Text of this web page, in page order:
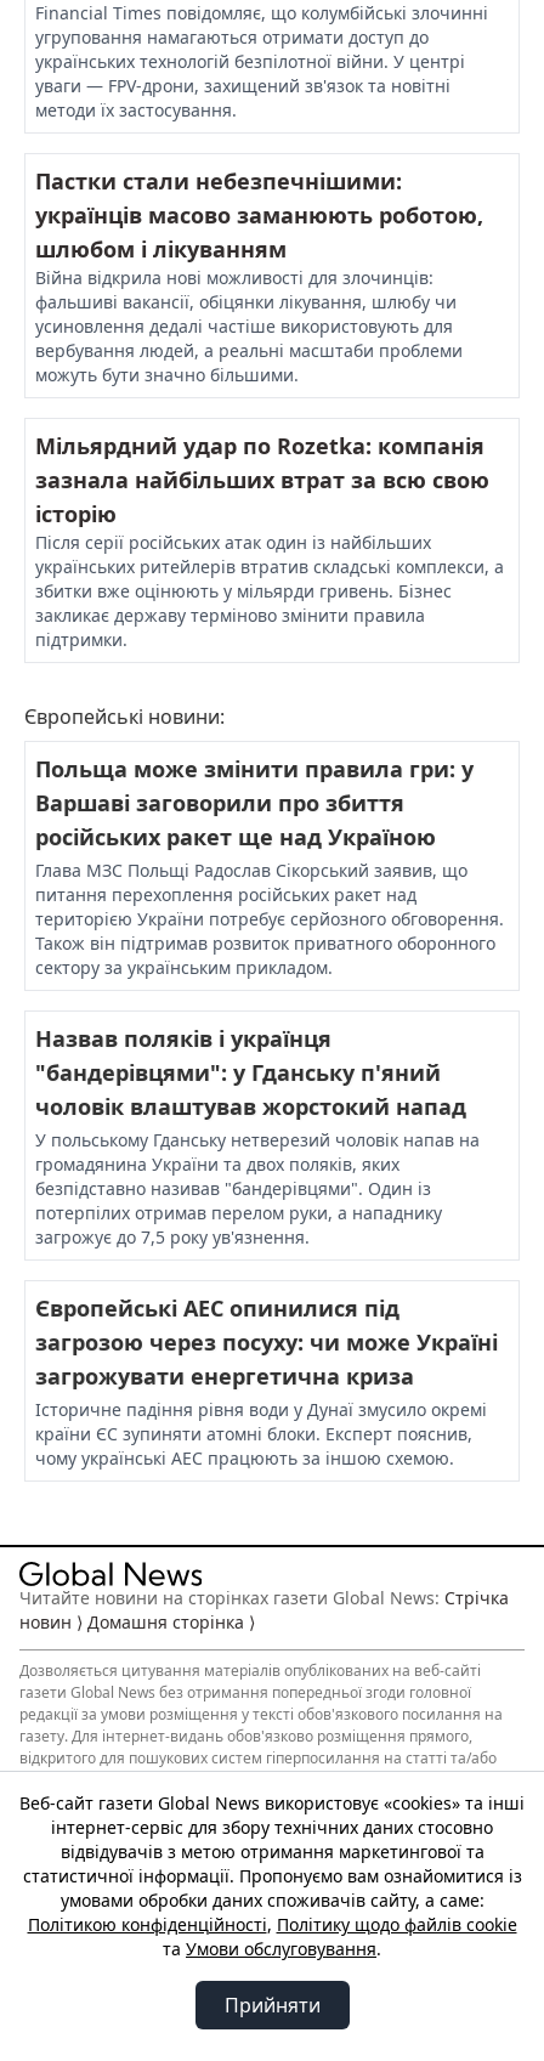
Financial Times повідомляє, що колумбійські злочинні
угруповання намагаються отримати доступ до
українських технологій безпілотної війни. У центрі
уваги — FPV-дрони, захищений зв'язок та новітні
методи їх застосування.
Пастки стали небезпечнішими:
українців масово заманюють роботою,
шлюбом і лікуванням
Війна відкрила нові можливості для злочинців:
фальшиві вакансії, обіцянки лікування, шлюбу чи
усиновлення дедалі частіше використовують для
вербування людей, а реальні масштаби проблеми
можуть бути значно більшими.
Мільярдний удар по Rozetka: компанія
зазнала найбільших втрат за всю свою
історію
Після серії російських атак один із найбільших
українських ритейлерів втратив складські комплекси, а
збитки вже оцінюють у мільярди гривень. Бізнес
закликає державу терміново змінити правила
підтримки.
Європейські новини:
Польща може змінити правила гри: у
Варшаві заговорили про збиття
російських ракет ще над Україною
Глава МЗС Польщі Радослав Сікорський заявив, що
питання перехоплення російських ракет над
територією України потребує серйозного обговорення.
Також він підтримав розвиток приватного оборонного
сектору за українським прикладом.
Назвав поляків і українця
"бандерівцями": у Гданську п'яний
чоловік влаштував жорстокий напад
У польському Гданську нетверезий чоловік напав на
громадянина України та двох поляків, яких
безпідставно називав "бандерівцями". Один із
потерпілих отримав перелом руки, а нападнику
загрожує до 7,5 року ув'язнення.
Європейські АЕС опинилися під
загрозою через посуху: чи може Україні
загрожувати енергетична криза
Історичне падіння рівня води у Дунаї змусило окремі
країни ЄС зупиняти атомні блоки. Експерт пояснив,
чому українські АЕС працюють за іншою схемою.
Читайте новини на сторінках газети Global News: Стрічка
новин ⟩ Домашня сторінка ⟩
Дозволяється цитування матеріалівопублікованих на веб-сайті
газети Global News без отримання попередньої згоди головної
редакції за умови розміщення у тексті обов'язкового посилання на
газету. Для інтернет-видань обов'язково розміщення прямого,
відкритого для пошукових систем гіперпосилання на статті та/або
розміщення відкритого для пошукових систем гіперпосилання не
нижче другого абзацу в тексті або як джерело. Порушення
авторських та виняткових прав переслідується згідно із
законодавством України.
Головний новинний медіа-партнер Global News —газета Дейком
Матеріали, опубліковані у розділах: «Новини бізнесу», «Політичні
Прес-реліз», «Офіційні повідомлення», - публікуються на
Copyright © Газета Global News, є частиною медігрупи
Веб-сайт газети Global News використовує «cookies» та інші
інтернет-сервіс для збору технічних даних стосовно
відвідувачів з метою отримання маркетингової та
статистичної інформації. Пропонуємо вам ознайомитися із
умовами обробки даних споживачів сайту, а саме:
Політикою конфіденційності, Політику щодо файлів cookie
та Умови обслуговування.
Прийняти